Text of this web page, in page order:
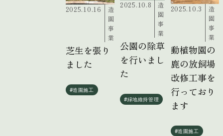
2025.10.16
造
園
事
業
芝生を張り
ました
#造園施工
2025.10.8
造
園
事
業
公園の除草
を行いまし
た
#緑地維持管理
2025.10.3
造
園
事
業
動植物園の
鹿の放飼場
改修工事を
行っており
ます
#造園施工